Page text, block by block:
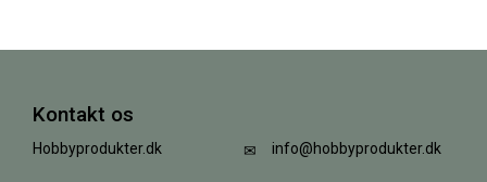
Kontakt os
Hobbyprodukter.dk info@hobbyprodukter.dk